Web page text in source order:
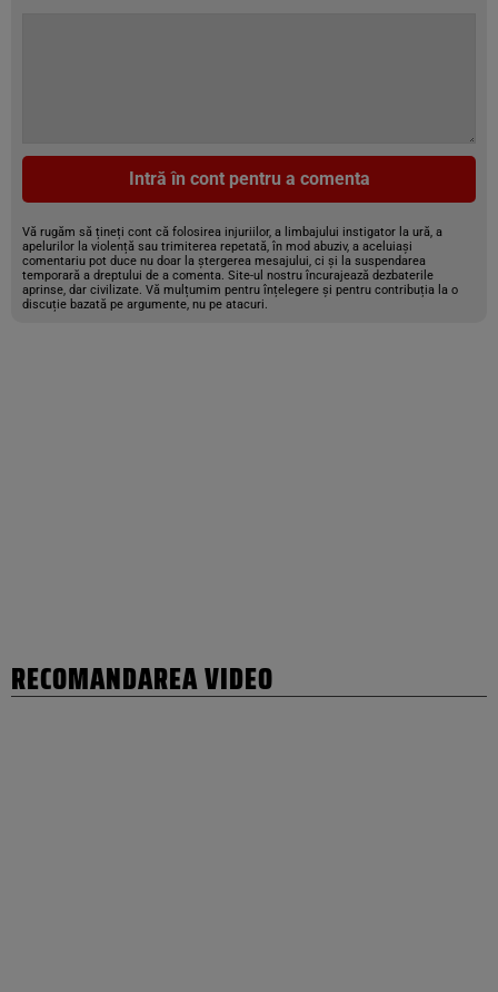
Intră în cont pentru a comenta
Vă rugăm să țineți cont că folosirea injuriilor, a limbajului instigator la ură, a
apelurilor la violență sau trimiterea repetată, în mod abuziv, a aceluiași
comentariu pot duce nu doar la ștergerea mesajului, ci și la suspendarea
temporară a dreptului de a comenta. Site-ul nostru încurajează dezbaterile
aprinse, dar civilizate. Vă mulțumim pentru înțelegere și pentru contribuția la o
discuție bazată pe argumente, nu pe atacuri.
RECOMANDAREA VIDEO